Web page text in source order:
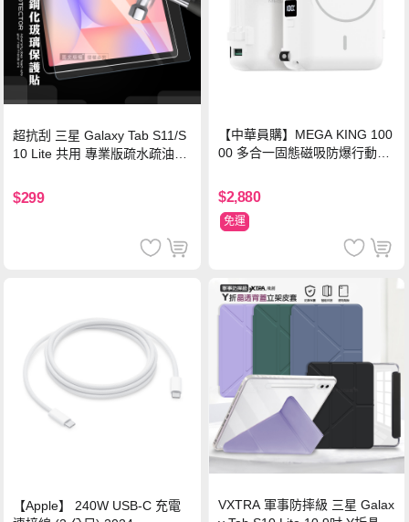
超抗刮 三星 Galaxy Tab S11/S
10 Lite 共用 專業版疏水疏油9H
$299
【中華員購】MEGA KING 100
00 多合一固態磁吸防爆行動電
$2,880
免運
【Apple】 240W USB-C 充電
VXTRA 軍事防摔級 三星 Galax